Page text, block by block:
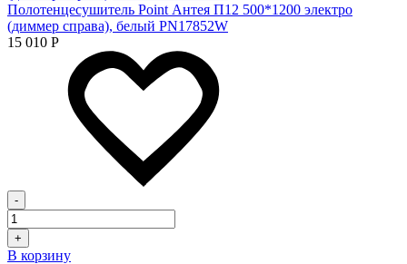
Полотенцесушитель Point Антея П12 500*1200 электро
(диммер справа), белый PN17852W
15 010 Р
-
+
В корзину